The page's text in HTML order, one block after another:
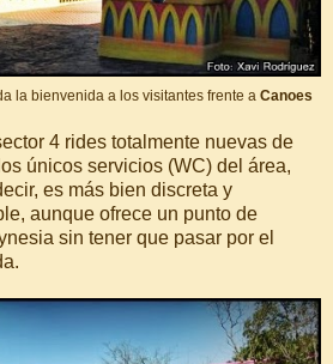
la bienvenida a los visitantes frente a Canoes
4 rides totalmente nuevas de
únicos servicios (WC) del área,
es más bien discreta y
aunque ofrece un punto de
sin tener que pasar por el